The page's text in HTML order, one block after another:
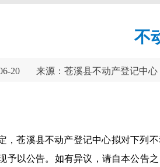
不
20 来源：苍溪县不动产登记中心
，苍溪县不动产登记中心拟对下列
予以公告。如有异议，请自本公告